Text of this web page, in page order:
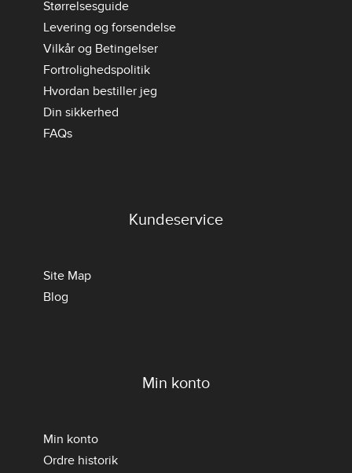
Størrelsesguide
Levering og forsendelse
Vilkår og Betingelser
Fortrolighedspolitik
Hvordan bestiller jeg
Din sikkerhed
FAQs
Kundeservice
Site Map
Blog
Min konto
Min konto
Ordre historik